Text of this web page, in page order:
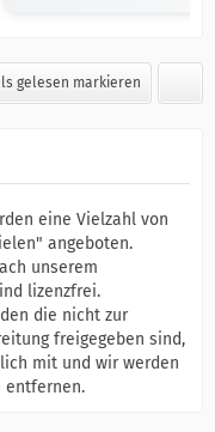
gelesen markieren
eine Vielzahl von
angeboten.
unserem
lizenzfrei.
die nicht zur
freigegeben sind,
mit und wir werden
entfernen.